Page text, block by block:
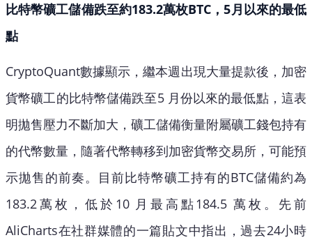
比特幣礦工儲備跌至約183.2萬枚BTC，5月以來的最低
點
CryptoQuant數據顯示，繼本週出現大量提款後，加密
貨幣礦工的比特幣儲備跌至5 月份以來的最低點，這表
明拋售壓力不斷加大，礦工儲備衡量附屬礦工錢包持有
的代幣數量，隨著代幣轉移到加密貨幣交易所，可能預
示拋售的前奏。目前比特幣礦工持有的BTC儲備約為
183.2萬枚，低於10 月最高點184.5 萬枚。先前
AliCharts在社群媒體的一篇貼文中指出，過去24小時